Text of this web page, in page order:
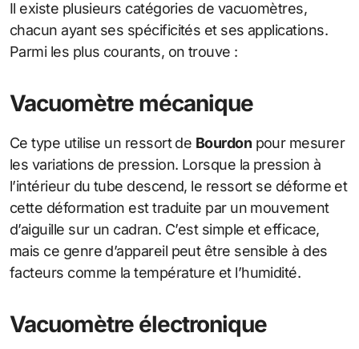
Il existe plusieurs catégories de vacuomètres,
chacun ayant ses spécificités et ses applications.
Parmi les plus courants, on trouve :
Vacuomètre mécanique
Ce type utilise un ressort de Bourdon pour mesurer
les variations de pression. Lorsque la pression à
l’intérieur du tube descend, le ressort se déforme et
cette déformation est traduite par un mouvement
d’aiguille sur un cadran. C’est simple et efficace,
mais ce genre d’appareil peut être sensible à des
facteurs comme la température et l’humidité.
Vacuomètre électronique